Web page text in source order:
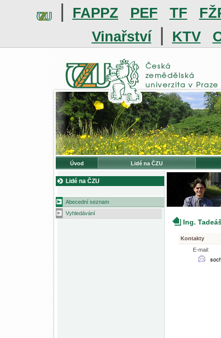
| FAPPZ PEF TF
Vinařství | KTV
Úvod Lidé na ČZU
Lidé na ČZU
Abecední seznam
Vyhledávání
Ing.
Kontakty
E-mail: